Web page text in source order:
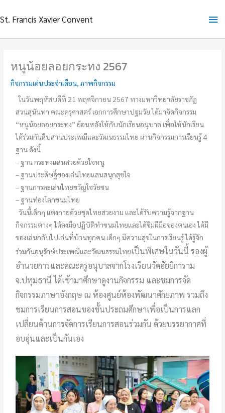
to
St. Francis Xavier Convent
หนูน้อยลอยกระทง 2567
กิจกรรมเด่นประจำเดือน,ภาพกิจกรรม
ในวันพฤหัสบดีที่ 21 พฤศจิกายน 2567 ทางมหาวิทยาลัยราชภัฏ
สวนสุนันทา คณะครุศาสตร์ เอกการศึกษาปฐมวัย ได้มาจัดกิจกรรม
“หนูน้อยลอยกระทง” ย้อนหลังให้กับนักเรียนอนุบาล เพื่อให้นักเรียน
ได้ร่วมกันสืบสานประเพณีและวัฒนธรรมไทย ผ่านกิจกรรมการเรียนรู้ 4
ฐาน ดังนี้
– ฐาน กระทงแสนสวยด้วยใจหนู
– ฐานประดิษฐิ์ของเล่นไทยแสนสนุกสุขใจ
– ฐานการละเล่นไทยขวัญใจวัยซน
– ฐานท่องโลกขนมไทย
วันนี้เด็กๆ แต่งกายด้วยชุดไทยสวยงาม และได้รับความรู้จากฐาน
กิจกรรมต่างๆ ได้ลงมือปฏิบัติทำขนมไทยและได้ชิมฝีมือของตนเอง ได้มี
ของเล่นกลับไปเล่นที่บ้านทุกคน เด็กๆ มีความสุขในการเรียนรู้ ได้รู้จัก
ร่วมกันอนุรักษ์ประเพณีและวัฒนธรรมไทยเป็นพิเศษในวันนี้ รองผู้
อำนวยการและคณะครูอนุบาลจากโรงเรียนวัดอัยยิการาม
จ.ปทุมธานี ได้เข้ามาศึกษาดูงานกิจกรรม และชมการจัด
กิจกรรมภาษาอังกฤษ ณ ห้องศูนย์ห้องพัฒนาศักยภาพ รวมถึง
ชมการเรียนการสอนของชั้นประถมศึกษาเพื่อเป็นการแลก
เปลี่ยนด้านการจัดการเรียนการสอนร่วมกัน ด้วยบรรยากาศที่
อบอุ่นและเป็นกันเอง